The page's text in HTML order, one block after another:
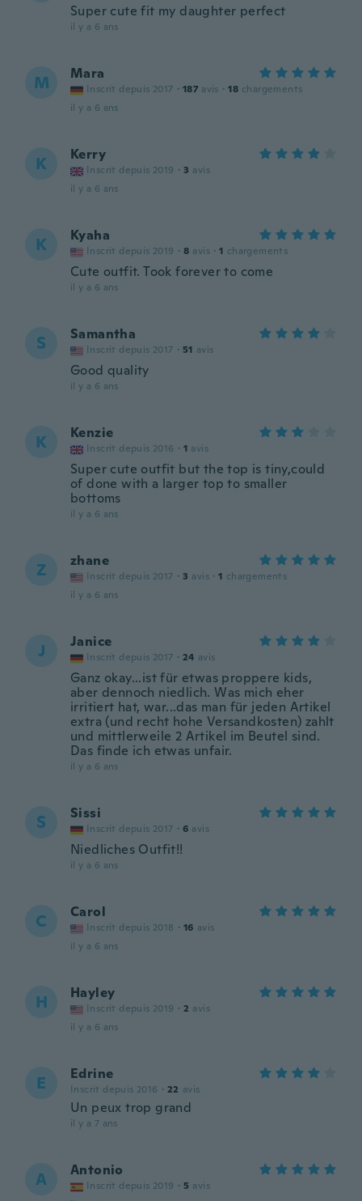
Super cute fit my daughter perfect
il y a 6 ans
M Mara
Inscrit depuis 2017 · 187 avis · 18 chargements
il y a 6 ans
K Kerry
Inscrit depuis 2019 · 3 avis
il y a 6 ans
K Kyaha
Inscrit depuis 2019 · 8 avis · 1 chargements
Cute outfit. Took forever to come
il y a 6 ans
S Samantha
Inscrit depuis 2017 · 51 avis
Good quality
il y a 6 ans
K Kenzie
Inscrit depuis 2016 · 1 avis
Super cute outfit but the top is tiny,could
of done with a larger top to smaller
bottoms
il y a 6 ans
Z zhane
Inscrit depuis 2017 · 3 avis · 1 chargements
il y a 6 ans
J Janice
Inscrit depuis 2017 · 24 avis
Ganz okay...ist für etwas proppere kids,
aber dennoch niedlich. Was mich eher
irritiert hat, war...das man für jeden Artikel
extra (und recht hohe Versandkosten) zahlt
und mittlerweile 2 Artikel im Beutel sind.
Das finde ich etwas unfair.
il y a 6 ans
S Sissi
Inscrit depuis 2017 · 6 avis
Niedliches Outfit!!
il y a 6 ans
C Carol
Inscrit depuis 2018 · 16 avis
il y a 6 ans
H Hayley
Inscrit depuis 2019 · 2 avis
il y a 6 ans
E Edrine
Inscrit depuis 2016 · 22 avis
Un peux trop grand
il y a 7 ans
A Antonio
Inscrit depuis 2019 · 5 avis